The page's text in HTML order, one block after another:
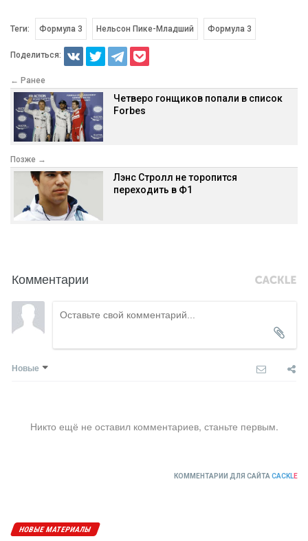
Теги: Формула 3 Нельсон Пике-Младший Формула 3
Поделиться:
← Ранее
Четверо гонщиков попали в список
Forbes
Позже →
Лэнс Стролл не торопится
переходить в Ф1
Комментарии
Новые
Никто ещё не оставил комментариев, станьте первым.
КОММЕНТАРИИ ДЛЯ САЙТА CACKLE
НОВЫЕ МАТЕРИАЛЫ